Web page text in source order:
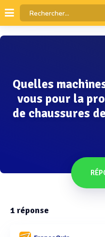
Quelles
vous pour la
de chaussures
1 réponse